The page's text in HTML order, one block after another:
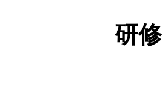
研